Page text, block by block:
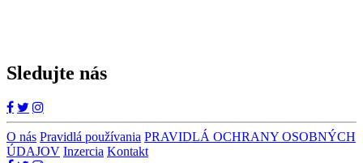
Sledujte nás
O nás Pravidlá používania PRAVIDLÁ OCHRANY OSOBNÝCH
ÚDAJOV Inzercia Kontakt